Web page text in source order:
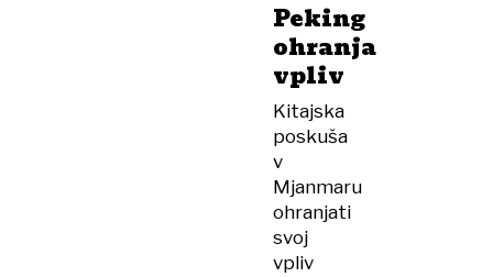
Peking
ohranja
vpliv
Kitajska
poskuša
v
Mjanmaru
ohranjati
svoj
vpliv